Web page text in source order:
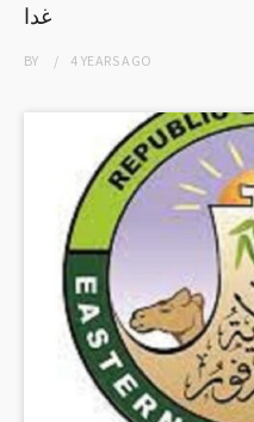
غدا
BY 4 YEARSAGO